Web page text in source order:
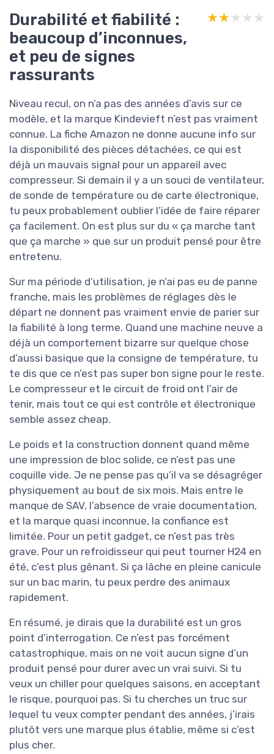
Durabilité et fiabilité :
beaucoup d’inconnues,
et peu de signes
rassurants
★★★★★
★★★★★
Niveau recul, on n’a pas des années d’avis sur ce
modèle, et la marque Kindevieft n’est pas vraiment
connue. La fiche Amazon ne donne aucune info sur
la disponibilité des pièces détachées, ce qui est
déjà un mauvais signal pour un appareil avec
compresseur. Si demain il y a un souci de ventilateur,
de sonde de température ou de carte électronique,
tu peux probablement oublier l’idée de faire réparer
ça facilement. On est plus sur du « ça marche tant
que ça marche » que sur un produit pensé pour être
entretenu.
Sur ma période d’utilisation, je n’ai pas eu de panne
franche, mais les problèmes de réglages dès le
départ ne donnent pas vraiment envie de parier sur
la fiabilité à long terme. Quand une machine neuve a
déjà un comportement bizarre sur quelque chose
d’aussi basique que la consigne de température, tu
te dis que ce n’est pas super bon signe pour le reste.
Le compresseur et le circuit de froid ont l’air de
tenir, mais tout ce qui est contrôle et électronique
semble assez cheap.
Le poids et la construction donnent quand même
une impression de bloc solide, ce n’est pas une
coquille vide. Je ne pense pas qu’il va se désagréger
physiquement au bout de six mois. Mais entre le
manque de SAV, l’absence de vraie documentation,
et la marque quasi inconnue, la confiance est
limitée. Pour un petit gadget, ce n’est pas très
grave. Pour un refroidisseur qui peut tourner H24 en
été, c’est plus gênant. Si ça lâche en pleine canicule
sur un bac marin, tu peux perdre des animaux
rapidement.
En résumé, je dirais que la durabilité est un gros
point d’interrogation. Ce n’est pas forcément
catastrophique, mais on ne voit aucun signe d’un
produit pensé pour durer avec un vrai suivi. Si tu
veux un chiller pour quelques saisons, en acceptant
le risque, pourquoi pas. Si tu cherches un truc sur
lequel tu veux compter pendant des années, j’irais
plutôt vers une marque plus établie, même si c’est
plus cher.